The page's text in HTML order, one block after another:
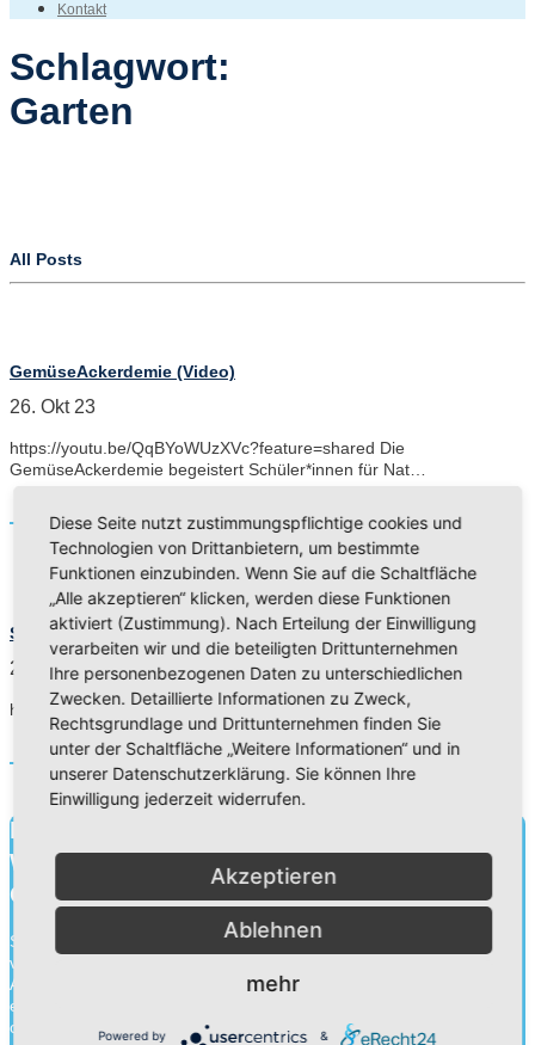
Kontakt
Schlagwort:
Garten
All Posts
GemüseAckerdemie (Video)
26. Okt 23
https://youtu.be/QqBYoWUzXVc?feature=shared Die
GemüseAckerdemie begeistert Schüler*innen für Nat…
Read More
Schule nicht nur im Klassenzimmer (Video)
23. Okt 12
https://youtu.be/FwYAeWfISW8
Read More
Bildung für heute.
Wissen für morgen.
Charakter für die Ewigkeit.
Schule ist mehr als Wissensvermittlung. Durch die Zusammenarbeit
von Schülern, Lehrern und Eltern gehen wir an unseren
Adventistischen Bekenntnisschulen eine Erziehungspartnerschaft
ein. Neben der Wissensvermittlung legen wir ebenso Wert auf die
charakterliche Entwick...
Diese Seite nutzt zustimmungspflichtige cookies und
Technologien von Drittanbietern, um bestimmte
Funktionen einzubinden. Wenn Sie auf die Schaltfläche
„Alle akzeptieren“ klicken, werden diese Funktionen
aktiviert (Zustimmung). Nach Erteilung der Einwilligung
verarbeiten wir und die beteiligten Drittunternehmen
Ihre personenbezogenen Daten zu unterschiedlichen
Zwecken. Detaillierte Informationen zu Zweck,
Rechtsgrundlage und Drittunternehmen finden Sie
unter der Schaltfläche „Weitere Informationen“ und in
unserer Datenschutzerklärung. Sie können Ihre
Einwilligung jederzeit widerrufen.
Akzeptieren
Ablehnen
mehr
Powered by &